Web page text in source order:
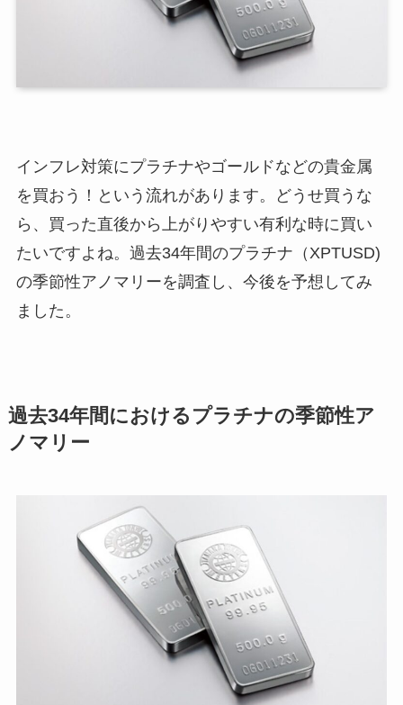
インフレ対策にプラチナやゴールドなどの貴金属
を買おう！という流れがあります。どうせ買うな
ら、買った直後から上がりやすい有利な時に買い
たいですよね。過去34年間のプラチナ（XPTUSD)
の季節性アノマリーを調査し、今後を予想してみ
ました。
過去34年間におけるプラチナの季節性ア
ノマリー